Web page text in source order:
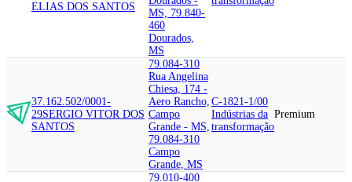
ELIAS DOS SANTOS
MS, 79.840-
460
Dourados,
MS
37.162.502/0001-
29SERGIO VITOR DOS
SANTOS
79.084-310
Rua Angelina
Chiesa, 174 -
Aero Rancho,
Campo
Grande - MS,
79.084-310
Campo
Grande, MS
C-1821-1/00
Indústrias da
transformação
Premium
79.010-400